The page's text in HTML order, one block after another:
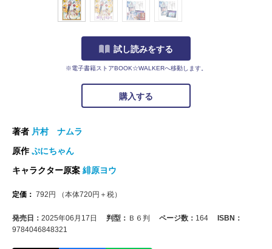
試し読みをする
※電子書籍ストアBOOK☆WALKERへ移動します。
購入する
著者 片村 ナムラ
原作ぷにちゃん
キャラクター原案 緋原ヨウ
定価： 792 円 （本体720円＋税）
発売日： 2025年06月17日 判型： Ｂ６判 ページ数： 164
ISBN：
9784046848321